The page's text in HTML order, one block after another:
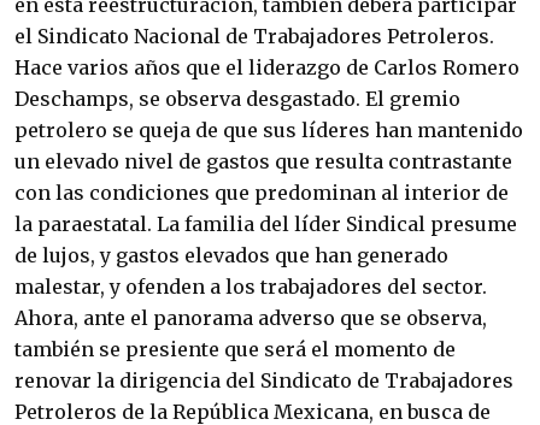
en esta reestructuración, también deberá participar
el Sindicato Nacional de Trabajadores Petroleros.
Hace varios años que el liderazgo de Carlos Romero
Deschamps, se observa desgastado. El gremio
petrolero se queja de que sus líderes han mantenido
un elevado nivel de gastos que resulta contrastante
con las condiciones que predominan al interior de
la paraestatal. La familia del líder Sindical presume
de lujos, y gastos elevados que han generado
malestar, y ofenden a los trabajadores del sector.
Ahora, ante el panorama adverso que se observa,
también se presiente que será el momento de
renovar la dirigencia del Sindicato de Trabajadores
Petroleros de la República Mexicana, en busca de